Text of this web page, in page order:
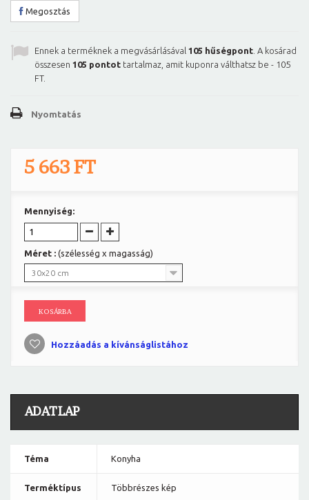
Megosztás
Ennek a terméknek a megvásárlásával 105 hűségpont . A kosárad
összesen 105 pontot tartalmaz, amit kuponra válthatsz be - 105
FT.
Nyomtatás
5 663 FT
Mennyiség:
Méret : (szélesség x magasság)
30x20 cm
KOSÁRBA
Hozzáadás a kívánságlistához
ADATLAP
Téma Konyha
Terméktípus Többrészes kép